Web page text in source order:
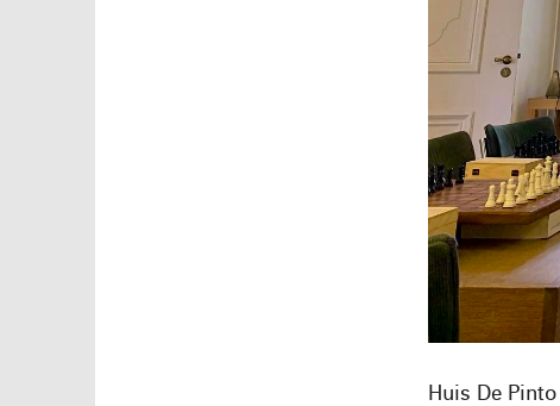
Huis De